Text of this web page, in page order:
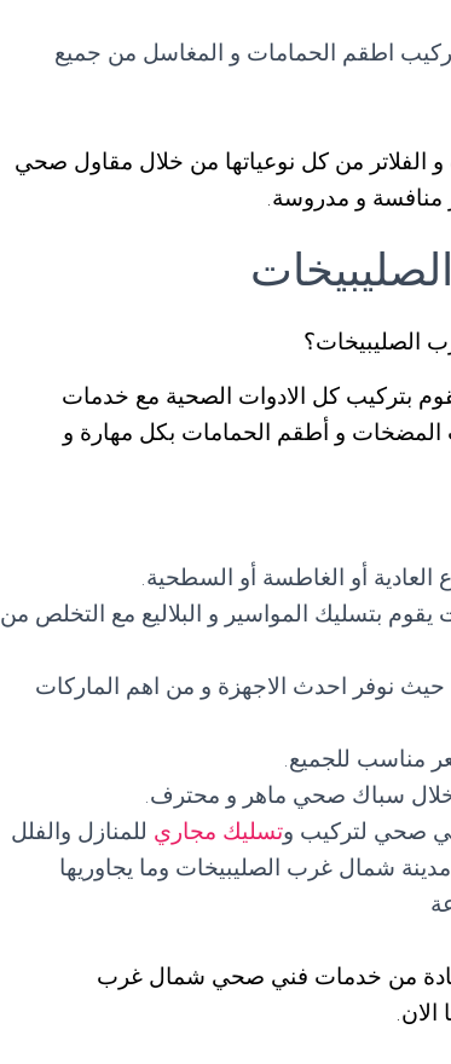
اطقم الحمامات و المغاسل من جميع
الفلاتر من كل نوعياتها من خلال مقاول صحي
منافسة و مدروسة.
الصليبيخات؟
بتركيب كل الادوات الصحية مع خدمات
المضخات و أطقم الحمامات بكل مهارة و
أو الغاطسة أو السطحية.
بتسليك المواسير و البلاليع مع التخلص من
نوفر احدث الاجهزة و من اهم الماركات
مناسب للجميع.
سباك صحي ماهر و محترف.
صحي لتركيب وتسليك مجاري للمنازل والفلل
شمال غرب الصليبيخات وما يجاوريها
من خدمات فني صحي شمال غرب